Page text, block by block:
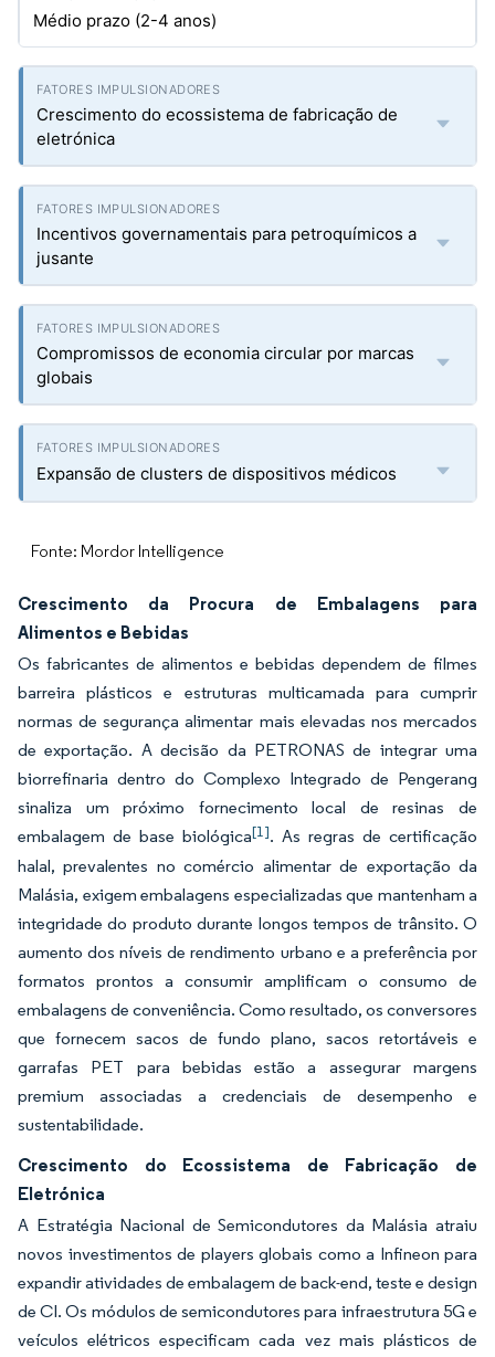
Médio prazo (2-4 anos)
Crescimento do ecossistema de fabricação de
eletrónica
Incentivos governamentais para petroquímicos a
jusante
Compromissos de economia circular por marcas
globais
Expansão de clusters de dispositivos médicos
Fonte: Mordor Intelligence
Crescimento da Procura de Embalagens para
Alimentos e Bebidas
Os fabricantes de alimentos e bebidas dependem de filmes
barreira plásticos e estruturas multicamada para cumprir
normas de segurança alimentar mais elevadas nos mercados
de exportação. A decisão da PETRONAS de integrar uma
biorrefinaria dentro do Complexo Integrado de Pengerang
sinaliza um próximo fornecimento local de resinas de
embalagem de base biológica[1]. As regras de certificação
halal, prevalentes no comércio alimentar de exportação da
Malásia, exigem embalagens especializadas que mantenham a
integridade do produto durante longos tempos de trânsito. O
aumento dos níveis de rendimento urbano e a preferência por
formatos prontos a consumir amplificam o consumo de
embalagens de conveniência. Como resultado, os conversores
que fornecem sacos de fundo plano, sacos retortáveis e
garrafas PET para bebidas estão a assegurar margens
premium associadas a credenciais de desempenho e
sustentabilidade.
Crescimento do Ecossistema de Fabricação de
Eletrónica
A Estratégia Nacional de Semicondutores da Malásia atraiu
novos investimentos de players globais como a Infineon para
expandir atividades de embalagem de back-end, teste e design
de CI. Os módulos de semicondutores para infraestrutura 5G e
veículos elétricos especificam cada vez mais plásticos de